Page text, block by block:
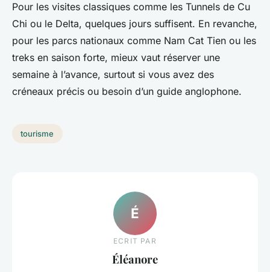
Pour les visites classiques comme les Tunnels de Cu
Chi ou le Delta, quelques jours suffisent. En revanche,
pour les parcs nationaux comme Nam Cat Tien ou les
treks en saison forte, mieux vaut réserver une
semaine à l’avance, surtout si vous avez des
créneaux précis ou besoin d’un guide anglophone.
tourisme
É
ECRIT PAR
Éléanore